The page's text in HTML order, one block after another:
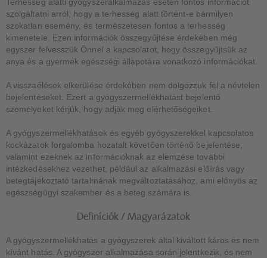
Terhesség alatti gyógyszeralkalmazás esetén fontos információt
szolgáltatni arról, hogy a terhesség alatt történt-e bármilyen
szokatlan esemény, és természetesen fontos a terhesség
kimenetele. Ezen információk összegyűjtése érdekében még
egyszer felvesszük Önnel a kapcsolatot, hogy összegyűjtsük az
anya és a gyermek egészségi állapotára vonatkozó információkat.
A visszaélések elkerülése érdekében nem dolgozzuk fel a névtelen
bejelentéseket. Ezért a gyógyszermellékhatást bejelentő
személyeket kérjük, hogy adják meg elérhetőségeiket.
A gyógyszermellékhatások és egyéb gyógyszerekkel kapcsolatos
kockázatok forgalomba hozatalt követően történő bejelentése,
valamint ezeknek az információknak az elemzése további
intézkedésekhez vezethet, például az alkalmazási előírás vagy
betegtájékoztató tartalmának megváltoztatásához, ami előnyös az
egészségügyi szakember és a beteg számára is.
Definíciók / Magyarázatok
A gyógyszermellékhatás a gyógyszerek által kiváltott káros és nem
kívánt hatás. A gyógyszer alkalmazása során jelentkezik, és nem